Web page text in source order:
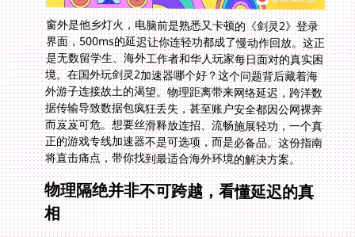
窗外是他乡灯火，电脑前是熟悉又卡顿的《剑灵2》登录
界面，500ms的延迟让你连轻功都成了慢动作回放。这正
是无数留学生、海外工作者和华人玩家每日面对的真实困
境。在国外玩剑灵2加速器哪个好？这个问题背后藏着海
外游子连接故土的渴望。物理距离带来网络延迟，跨洋数
据传输导致数据包疯狂丢失，甚至账户安全都因公网裸奔
而岌岌可危。想要丝滑释放连招、流畅施展轻功，一个真
正的游戏专线加速器不是可选项，而是必备品。这份指南
将直击痛点，带你找到最适合海外环境的解决方案。
物理隔绝并非不可跨越，看懂延迟的真
相